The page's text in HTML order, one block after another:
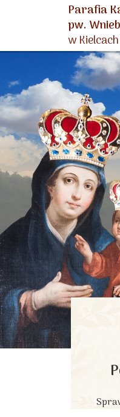
Parafia
pw.
w Kielcach